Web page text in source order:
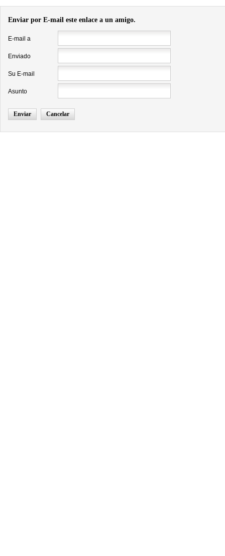
Enviar por E-mail este enlace a un amigo.
E-mail a
Enviado
Su E-mail
Asunto
Enviar Cancelar